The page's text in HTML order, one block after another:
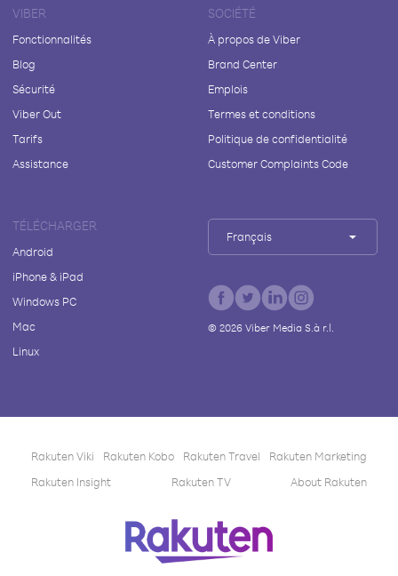
VIBER
Fonctionnalités
Blog
Sécurité
Viber Out
Tarifs
Assistance
SOCIÉTÉ
À propos de Viber
Brand Center
Emplois
Termes et conditions
Politique de confidentialité
Customer Complaints Code
TÉLÉCHARGER
Android
iPhone & iPad
Windows PC
Mac
Linux
Français
© 2026Viber Media S.à r.l.
Rakuten Viki Rakuten Kobo Rakuten Travel
Rakuten Marketing
Rakuten Insight
Rakuten TV About Rakuten